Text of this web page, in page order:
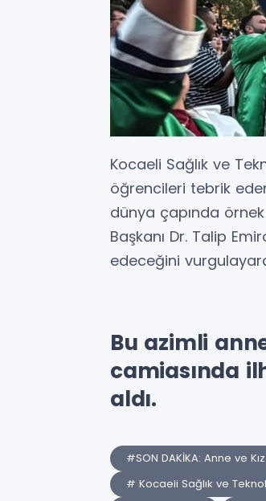
Kocaeli Sağlık ve
öğrencileri tebrik
dünya çapında
Başkanı Dr. Talip
edeceğini
Bu azimli
camiasında
aldı.
#SON DAKİKA: Anne ve
# Kocaeli Sağlık ve